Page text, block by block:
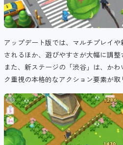
アップデート版では、マルチプレイ
されるほか、遊びやすさが大幅に調整
また、新ステージの「渋谷」は、か
ク重視の本格的なアクション要素が取